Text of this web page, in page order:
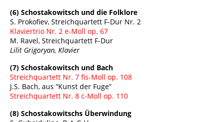
(6) Schostakowitsch und die Folklore
S. Prokofiev, Streichquartett F-Dur Nr. 2
Klaviertrio Nr. 2 e-Moll op. 67
M. Ravel, Streichquartett F-Dur
Lilit Grigoryan, Klavier
(7) Schostakowitsch und Bach
Streichquartett Nr. 7 fis-Moll op. 108
J.S. Bach, aus “Kunst der Fuge”
Streichquartett Nr. 8 c-Moll op. 110
(8) Schostakowitschs Überwindung